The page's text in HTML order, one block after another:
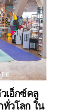
เอ็กซ์คลู
วโลก ใน